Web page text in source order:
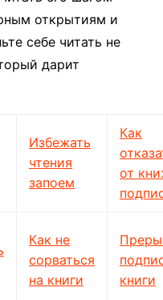
открытиям и
себе читать не
дарит
Избежать
чтения
запоем
Как
от
Как не
сорваться
на книги
книги